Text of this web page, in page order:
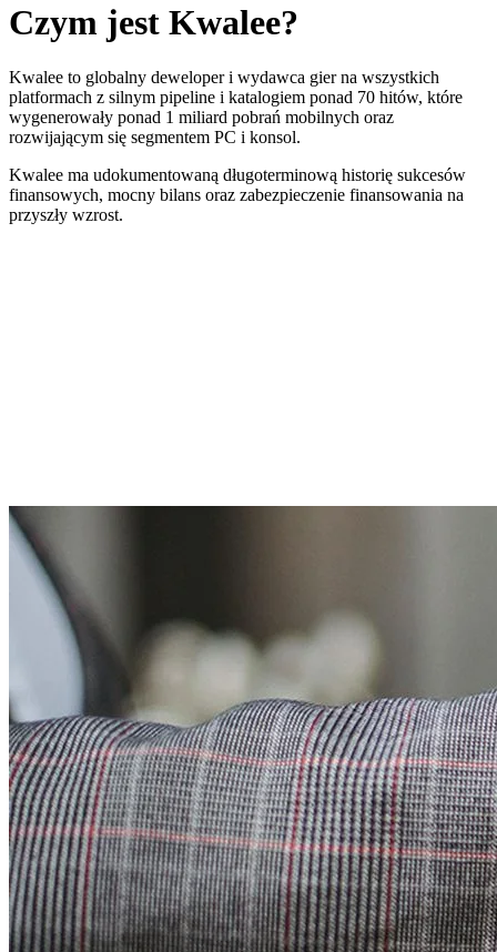
Czym jest Kwalee?
Kwalee to globalny deweloper i wydawca gier na wszystkich
platformach z silnym pipeline i katalogiem ponad 70 hitów, które
wygenerowały ponad 1 miliard pobrań mobilnych oraz
rozwijającym się segmentem PC i konsol.
Kwalee ma udokumentowaną długoterminową historię sukcesów
finansowych, mocny bilans oraz zabezpieczenie finansowania na
przyszły wzrost.